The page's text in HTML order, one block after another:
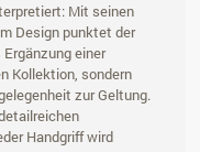
Mit seinen
Design punktet der
einer
Kollektion, sondern
zur Geltung.
Handgriff wird